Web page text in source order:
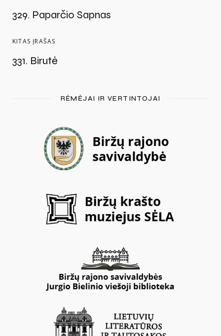
329. Paparčio Sapnas
KITAS ĮRAŠAS
331. Birutė
RĖMĖJAI IR VERTINTOJAI